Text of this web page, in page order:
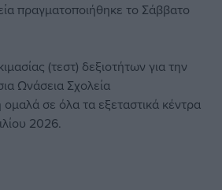
πραγματοποιήθηκε το Σάββατο
(τεστ) δεξιοτήτων για την
Ωνάσεια Σχολεία
σε όλα τα εξεταστικά κέντρα
2026.